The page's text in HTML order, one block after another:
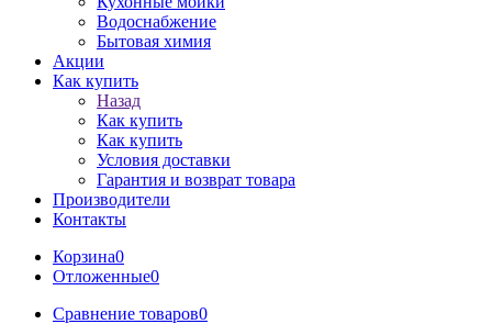
Водоснабжение
Бытовая химия
Акции
Как купить
Назад
Как купить
Как купить
Условия доставки
Гарантия и возврат товара
Производители
Контакты
Корзина0
Отложенные0
Сравнение товаров0